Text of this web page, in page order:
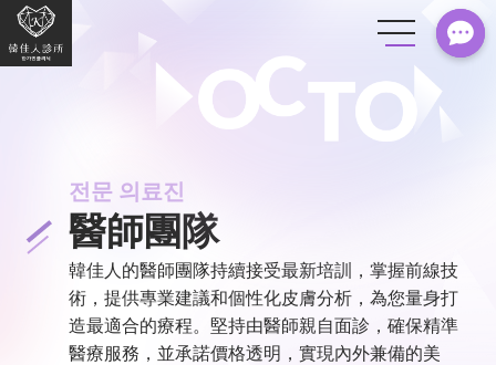
전문 의료진
醫師團隊
韓佳人的醫師團隊持續接受最新培訓，掌握前線技
術，提供專業建議和個性化皮膚分析，為您量身打
造最適合的療程。堅持由醫師親自面診，確保精準
醫療服務，並承諾價格透明，實現內外兼備的美